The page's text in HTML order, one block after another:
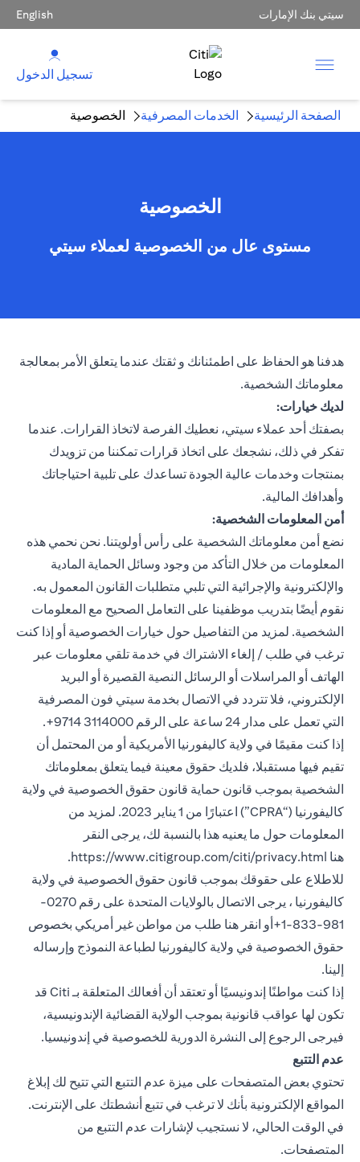
سيتي بنك الإمارات English
تسجيل الدخول
الصفحة الرئيسية الخدمات المصرفية الخصوصية
الخصوصية
مستوى عال من الخصوصية لعملاء سيتي
هدفنا هو الحفاظ على اطمئنانك و ثقتك عندما يتعلق الأمر بمعالجة
معلوماتك الشخصية.
لديك خيارات:
بصفتك أحد عملاء سيتي، نعطيك الفرصة لاتخاذ القرارات. عندما
تفكر في ذلك، نشجعك على اتخاذ قرارات تمكننا من تزويدك
بمنتجات وخدمات عالية الجودة تساعدك على تلبية احتياجاتك
وأهدافك المالية.
أمن المعلومات الشخصية:
نضع أمن معلوماتك الشخصية على رأس أولويتنا. نحن نحمي هذه
المعلومات من خلال التأكد من وجود وسائل الحماية المادية
والإلكترونية والإجرائية التي تلبي متطلبات القانون المعمول به.
نقوم أيضًا بتدريب موظفينا على التعامل الصحيح مع المعلومات
الشخصية. لمزيد من التفاصيل حول خيارات الخصوصية أو إذا كنت
ترغب في طلب / إلغاء الاشتراك في خدمة تلقي معلومات عبر
الهاتف أو المراسلات أو الرسائل النصية القصيرة أو البريد
الإلكتروني، فلا تتردد في الاتصال بخدمة سيتي فون المصرفية
التي تعمل على مدار 24 ساعة على الرقم 3114000 9714+.
إذا كنت مقيمًا في ولاية كاليفورنيا الأمريكية أو من المحتمل أن
تقيم فيها مستقبلا، فلديك حقوق معينة فيما يتعلق بمعلوماتك
الشخصية بموجب قانون حماية قانون حقوق الخصوصية في ولاية
كاليفورنيا (“CPRA”) اعتبارًا من 1 يناير 2023. لمزيد من
المعلومات حول ما يعنيه هذا بالنسبة لك، يرجى النقر
هنا https://www.citigroup.com/citi/privacy.html
(opens in a new tab).
للاطلاع على حقوقك بموجب قانون حقوق الخصوصية في ولاية
كاليفورنيا ، يرجى الاتصال بالولايات المتحدة على رقم 0270-
981-833-1+أو انقر هنا
طلب من مواطن غير أمريكي بخصوص
حقوق الخصوصية في ولاية كاليفورنيا (opens in a new tab)لطباعة النموذج وإرساله
إلينا.
إذا كنت مواطنًا إندونيسيًا أو تعتقد أن أفعالك المتعلقة بـ Citi قد
تكون لها عواقب قانونية بموجب الولاية القضائية الإندونيسية،
فيرجى الرجوع إلى النشرة الدورية للخصوصية في إندونيسيا(opens in a new tab).
عدم التتبع
تحتوي بعض المتصفحات على ميزة عدم التتبع التي تتيح لك إبلاغ
المواقع الإلكترونية بأنك لا ترغب في تتبع أنشطتك على الإنترنت.
في الوقت الحالي، لا نستجيب لإشارات عدم التتبع من
المتصفحات.